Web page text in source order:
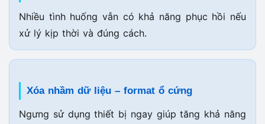
Nhiều tình huống vẫn có khả năng phục hồi nếu
xử lý kịp thời và đúng cách.
Xóa nhầm dữ liệu – format ổ cứng
Ngưng sử dụng thiết bị ngay giúp tăng khả năng